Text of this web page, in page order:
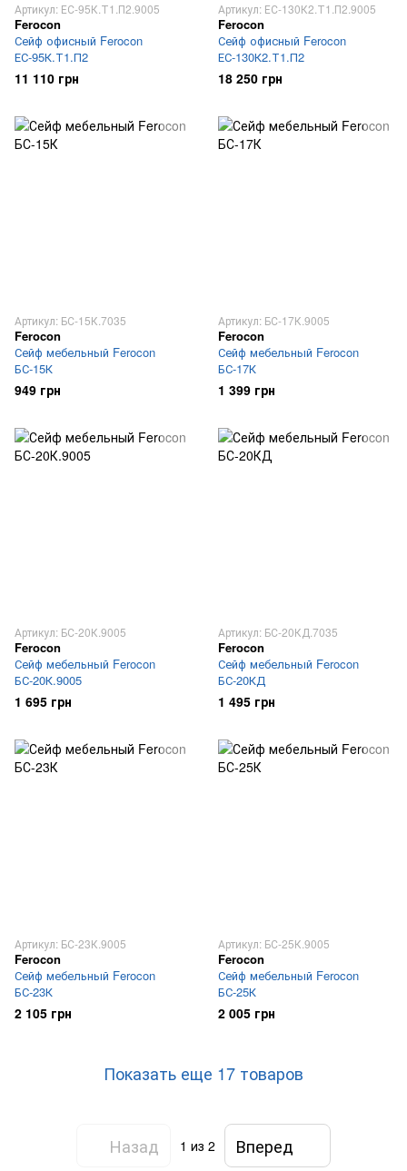
Артикул: ЕС-95К.Т1.П2.9005
Ferocon
Сейф офисный Ferocon
ЕС-95К.Т1.П2
11 110 грн
Артикул: ЕС-130К2.Т1.П2.9005
Ferocon
Сейф офисный Ferocon
ЕС-130К2.Т1.П2
18 250 грн
Артикул: БС-15К.7035
Ferocon
Сейф мебельный Ferocon
БС-15К
949 грн
Артикул: БС-17К.9005
Ferocon
Сейф мебельный Ferocon
БС-17К
1 399 грн
Артикул: БС-20К.9005
Ferocon
Сейф мебельный Ferocon
БС-20К.9005
1 695 грн
Артикул: БС-20КД.7035
Ferocon
Сейф мебельный Ferocon
БС-20КД
1 495 грн
Артикул: БС-23К.9005
Ferocon
Сейф мебельный Ferocon
БС-23К
2 105 грн
Артикул: БС-25К.9005
Ferocon
Сейф мебельный Ferocon
БС-25К
2 005 грн
Показать еще 17 товаров
Назад 1 из 2 Вперед